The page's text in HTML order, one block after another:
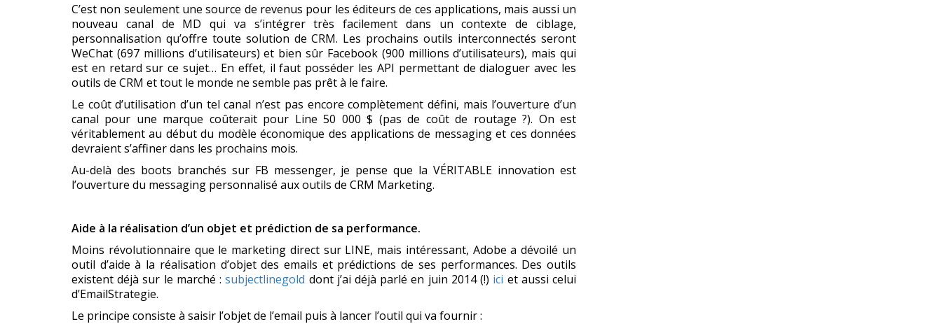
C’est non seulement une source de revenus pour les éditeurs de ces applications, mais aussi un
nouveau canal de MD qui va s’intégrer très facilement dans un contexte de ciblage,
personnalisation qu’offre toute solution de CRM. Les prochains outils interconnectés seront
WeChat (697 millions d’utilisateurs) et bien sûr Facebook (900 millions d’utilisateurs), mais qui
est en retard sur ce sujet… En effet, il faut posséder les API permettant de dialoguer avec les
outils de CRM et tout le monde ne semble pas prêt à le faire.
Le coût d’utilisation d’un tel canal n’est pas encore complètement défini, mais l’ouverture d’un
canal pour une marque coûterait pour Line 50 000 $ (pas de coût de routage ?). On est
véritablement au début du modèle économique des applications de messaging et ces données
devraient s’affiner dans les prochains mois.
Au-delà des boots branchés sur FB messenger, je pense que la VÉRITABLE innovation est
l’ouverture du messaging personnalisé aux outils de CRM Marketing.
Aide à la réalisation d’un objet et prédiction de sa performance.
Moins révolutionnaire que le marketing direct sur LINE, mais intéressant, Adobe a dévoilé un
outil d’aide à la réalisation d’objet des emails et prédictions de ses performances. Des outils
existent déjà sur le marché :subjectlinegold dont j’ai déjà parlé en juin 2014 (!) ici et aussi celui
d’EmailStrategie.
Le principe consiste à saisir l’objet de l’email puis à lancer l’outil qui va fournir :